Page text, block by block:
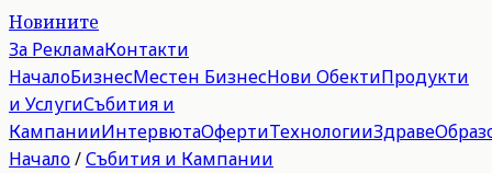
Новините
За РекламаКонтакти
НачалоБизнесМестен БизнесНови ОбектиПродукти
и УслугиСъбития и
КампанииИнтервютаОфертиТехнологииЗдраве
Начало/Събития и Кампании